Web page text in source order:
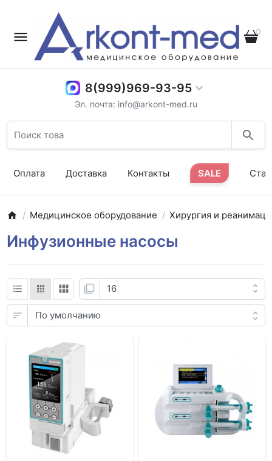
0
8(999)969-93-95
Эл. почта: info@arkont-med.ru
Оплата Доставка Контакты SALE
Медицинское оборудование Хирургия и
Инфузионные насосы